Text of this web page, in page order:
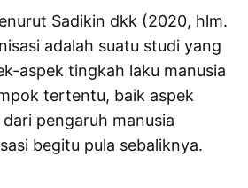
Sadikin dkk (2020, hlm.
adalah suatu studi yang
aspek tingkah laku manusia
tertentu, baik aspek
pengaruh manusia
begitu pula sebaliknya.